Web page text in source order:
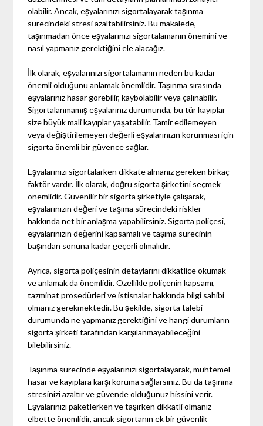
olabilir. Ancak, eşyalarınızı sigortalayarak taşınma
sürecindeki stresi azaltabilirsiniz. Bu makalede,
taşınmadan önce eşyalarınızı sigortalamanın önemini ve
nasıl yapmanız gerektiğini ele alacağız.
İlk olarak, eşyalarınızı sigortalamanın neden bu kadar
önemli olduğunu anlamak önemlidir. Taşınma sırasında
eşyalarınız hasar görebilir, kaybolabilir veya çalınabilir.
Sigortalanmamış eşyalarınız durumunda, bu tür kayıplar
size büyük mali kayıplar yaşatabilir. Tamir edilemeyen
veya değiştirilemeyen değerli eşyalarınızın korunması için
sigorta önemli bir güvence sağlar.
Eşyalarınızı sigortalarken dikkate almanız gereken birkaç
faktör vardır. İlk olarak, doğru sigorta şirketini seçmek
önemlidir. Güvenilir bir sigorta şirketiyle çalışarak,
eşyalarınızın değeri ve taşıma sürecindeki riskler
hakkında net bir anlaşma yapabilirsiniz. Sigorta poliçesi,
eşyalarınızın değerini kapsamalı ve taşıma sürecinin
başından sonuna kadar geçerli olmalıdır.
Ayrıca, sigorta poliçesinin detaylarını dikkatlice okumak
ve anlamak da önemlidir. Özellikle poliçenin kapsamı,
tazminat prosedürleri ve istisnalar hakkında bilgi sahibi
olmanız gerekmektedir. Bu şekilde, sigorta talebi
durumunda ne yapmanız gerektiğini ve hangi durumların
sigorta şirketi tarafından karşılanmayabileceğini
bilebilirsiniz.
Taşınma sürecinde eşyalarınızı sigortalayarak, muhtemel
hasar ve kayıplara karşı koruma sağlarsınız. Bu da taşınma
stresinizi azaltır ve güvende olduğunuz hissini verir.
Eşyalarınızı paketlerken ve taşırken dikkatli olmanız
elbette önemlidir, ancak sigortanın ek bir güvenlik